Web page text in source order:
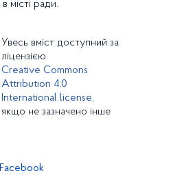
в місті ради.
Увесь вміст доступний за
ліцензією
Creative Commons
Attribution 4.0
International license,
якщо не зазначено інше
Facebook